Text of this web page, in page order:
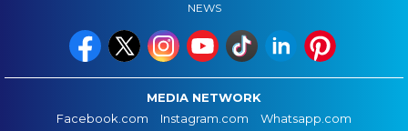
NEWS
MEDIA NETWORK
Facebook.com
Instagram.com
Whatsapp.com